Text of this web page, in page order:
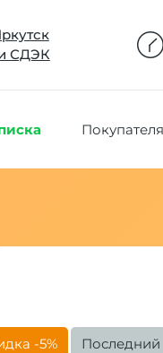
СДЭК
Товар добавлен в
максимальное
-5% Последний